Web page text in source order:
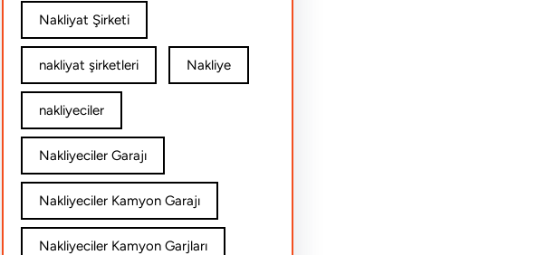
Nakliyat Şirketi
nakliyat şirketleri Nakliye
nakliyeciler
Nakliyeciler Garajı
Nakliyeciler Kamyon Garajı
Nakliyeciler Kamyon Garjları